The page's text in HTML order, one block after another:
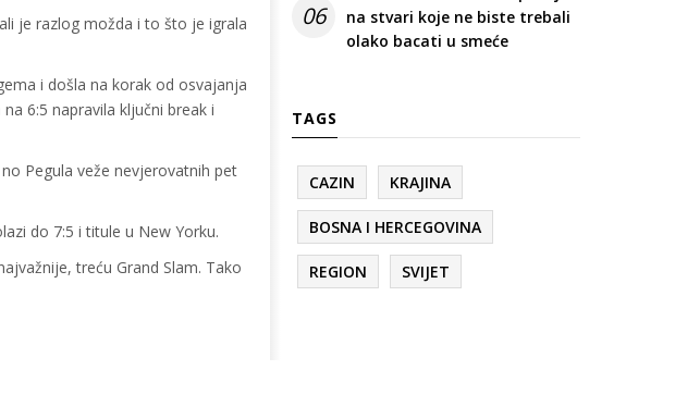
je razlog možda i to što je igrala
i došla na korak od osvajanja
6:5 napravila ključni break i
Pegula veže nevjerovatnih pet
do 7:5 i titule u New Yorku.
treću Grand Slam. Tako
06
na stvari koje ne biste trebali
olako bacati u smeće
TAGS
CAZIN KRAJINA
BOSNA I HERCEGOVINA
REGION SVIJET